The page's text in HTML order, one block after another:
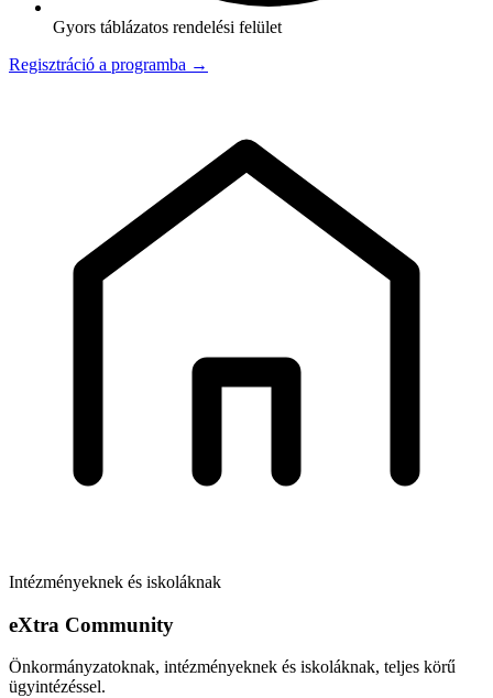
Gyors táblázatos rendelési felület
Regisztráció a programba →
Intézményeknek és iskoláknak
eXtra Community
Önkormányzatoknak, intézményeknek és iskoláknak, teljes körű
ügyintézéssel.